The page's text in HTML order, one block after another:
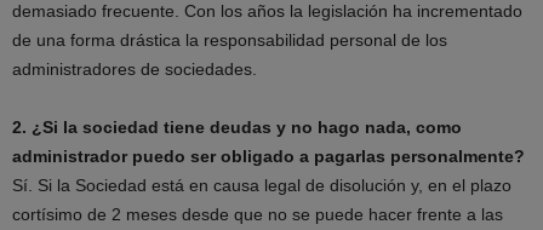
demasiado frecuente. Con los años la legislación ha incrementado
de una forma drástica la responsabilidad personal de los
administradores de sociedades.
2. ¿Si la sociedad tiene deudas y no hago nada, como
administrador puedo ser obligado a pagarlas personalmente?
Sí. Si la Sociedad está en causa legal de disolución y, en el plazo
cortísimo de 2 meses desde que no se puede hacer frente a las